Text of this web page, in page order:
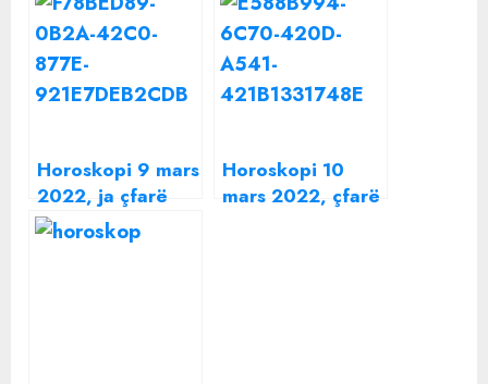
Horoskopi 9 mars
2022, ja çfarë
parashikojnë yjet
Horoskopi 10
mars 2022, çfarë